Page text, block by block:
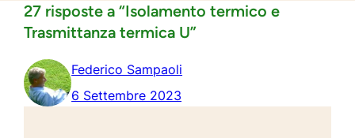
27 risposte a “Isolamento termico e
Trasmittanza termica U”
Federico Sampaoli
6 Settembre 2023